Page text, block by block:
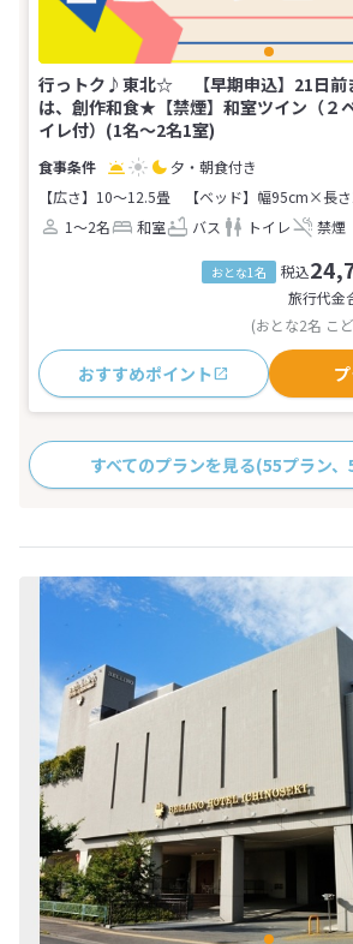
行っトク♪東北☆ 【早期申込】21日前
は、創作和食★【禁煙】和室ツイン（２
イレ付）(1名～2名1室)
夕・朝食付き
【広さ】10～12.5畳
【ベッド】幅95cm×長
1～2名
和室 バス トイレ 禁煙
おとな1名 税込
旅行代金
(おとな2名 こ
おすすめポイント
すべてのプランを見る(55プラン